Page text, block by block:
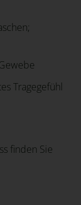
Tragegefühl
finden Sie